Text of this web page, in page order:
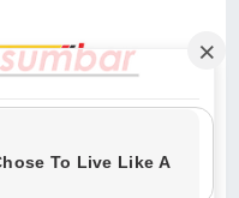
Nya berselawat untuk Nabi.
kamu untuk Nabi dan
kepadanya." (Qs. Al